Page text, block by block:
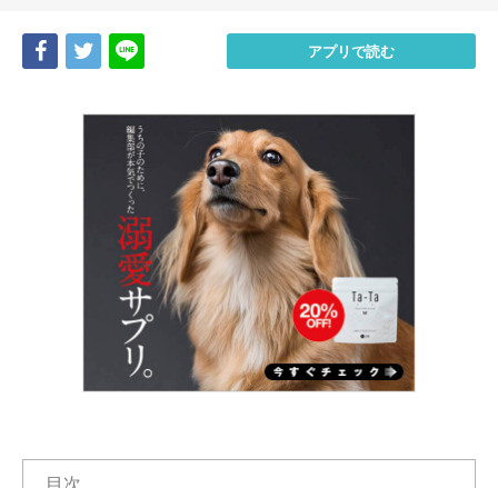
Share Tweet アプリで読む
目次